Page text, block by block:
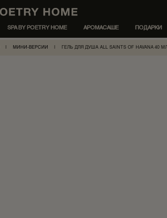
SPA BY POETRY HOME АРОМАСАШЕ ПОДАРКИ
МИНИ-ВЕРСИИ ГЕЛЬ ДЛЯ ДУША ALL SAINTS OF HAVANA 40 МЛ